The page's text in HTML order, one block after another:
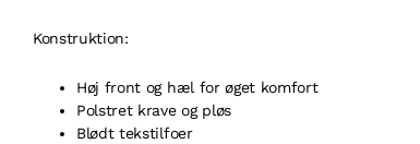
Konstruktion:
Høj front og hæl for øget komfort
Polstret krave og pløs
Blødt tekstilfoer